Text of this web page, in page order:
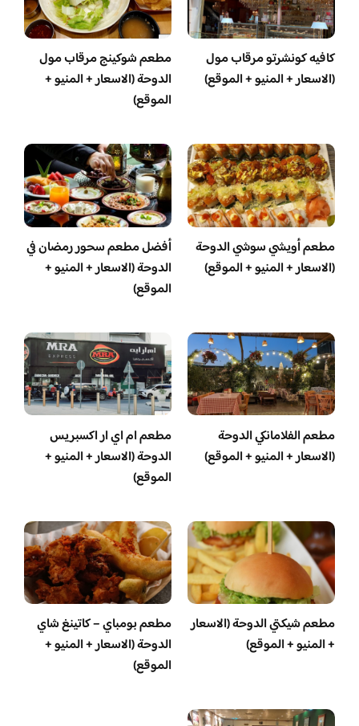
كافيه كونشرتو مرقاب مول
(الاسعار + المنيو + الموقع)
مطعم شوكينج مرقاب مول
الدوحة (الاسعار + المنيو +
الموقع)
مطعم أويشي سوشي الدوحة
(الاسعار + المنيو + الموقع)
أفضل مطعم سحور رمضان في
الدوحة (الاسعار + المنيو +
الموقع)
مطعم الفلامانكي الدوحة
(الاسعار + المنيو + الموقع)
مطعم ام اي ار اكسبريس
الدوحة (الاسعار + المنيو +
الموقع)
مطعم شيكتي الدوحة (الاسعار
+ المنيو + الموقع)
مطعم بومباي – كاتينغ شاي
الدوحة (الاسعار + المنيو +
الموقع)